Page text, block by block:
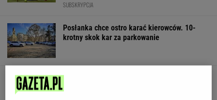
SUBSKRYPCJA
Posłanka chce ostro karać kierowców. 10-
krotny skok kar za parkowanie